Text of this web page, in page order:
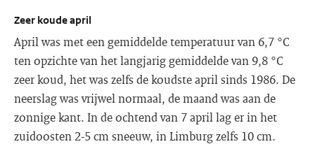
Zeer koude april
April was met een gemiddelde temperatuur van 6,7 °C
ten opzichte van het langjarig gemiddelde van 9,8 °C
zeer koud, het was zelfs de koudste april sinds 1986. De
neerslag was vrijwel normaal, de maand was aan de
zonnige kant. In de ochtend van 7 april lag er in het
zuidoosten 2-5 cm sneeuw, in Limburg zelfs 10 cm.